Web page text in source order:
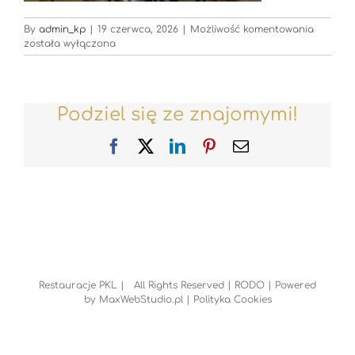
By admin_kp | 19 czerwca, 2026 | Możliwość komentowania
została wyłączona
Podziel się ze znajomymi!
FacebookLinkedInPinterest
Email
Restauracje PKL | All Rights Reserved | RODO | Powered
by MaxWebStudio.pl| Polityka Cookies